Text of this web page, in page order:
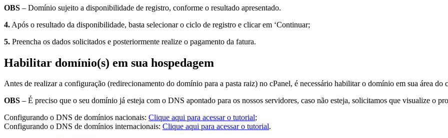
OBS – Domínio sujeito a disponibilidade de registro, conforme o resultado apresentado.
4. Após o resultado da disponibilidade, basta selecionar o ciclo de registro e clicar em ‘Continuar;
5. Preencha os dados solicitados e posteriormente realize o pagamento da fatura.
Habilitar domínio(s) em sua hospedagem
Antes de realizar a configuração (redirecionamento do domínio para a pasta raiz) no cPanel, é necessário habilitar o domínio em sua área do
OBS – É preciso que o seu domínio já esteja com o DNS apontado para os nossos servidores, caso não esteja, solicitamos que visualize o
Configurando o DNS de domínios nacionais: Clique aqui para acessar o tutorial;
Configurando o DNS de domínios internacionais: Clique aqui para acessar o tutorial.